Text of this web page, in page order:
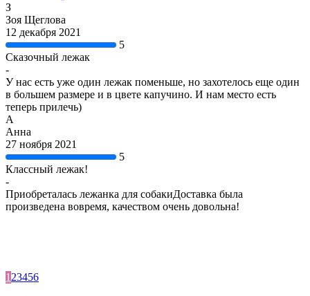
З
Зоя Щеглова
12 декабря 2021
5
Сказочный лежак
-
У нас есть уже один лежак поменьше, но захотелось еще один
в большем размере и в цвете капучино. И нам место есть
теперь прилечь)
А
Анна
27 ноября 2021
5
Классный лежак!
-
Приобреталась лежанка для собакиДоставка была
произведена вовремя, качеством очень довольна!
1 23456